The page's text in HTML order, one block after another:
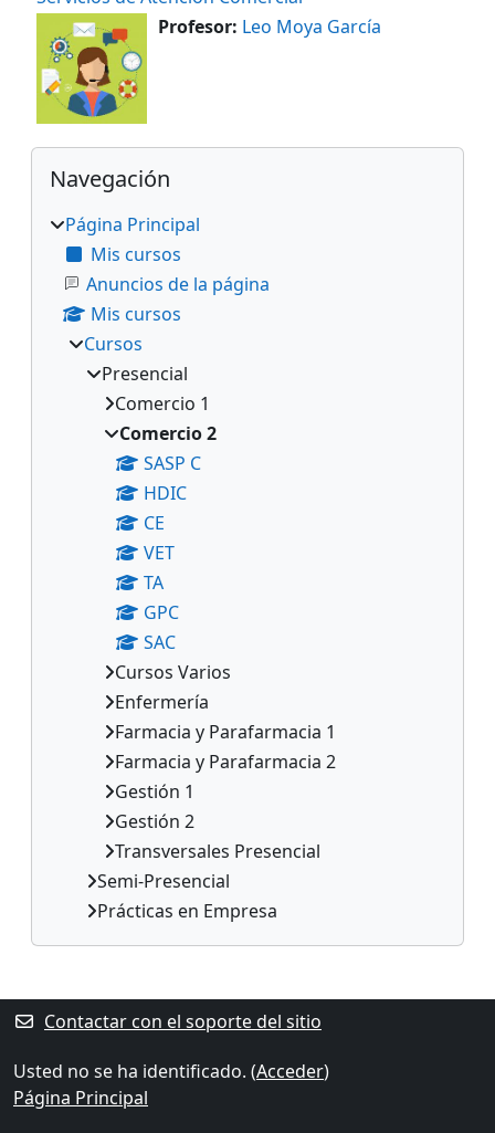
Profesor: Leo Moya García
Bloques
Salta Navegación
Navegación
Página Principal
Mis cursos
Anuncios de la página
Mis cursos
Cursos
Presencial
Comercio 1
Comercio 2
SASP C
HDIC
CE
VET
TA
GPC
SAC
Cursos Varios
Enfermería
Farmacia y Parafarmacia 1
Farmacia y Parafarmacia 2
Gestión 1
Gestión 2
Transversales Presencial
Semi-Presencial
Prácticas en Empresa
Bloques suplementarios
Contactar con el soporte del sitio
Usted no se ha identificado. (Acceder)
Página Principal